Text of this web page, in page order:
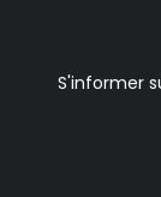
S'informer